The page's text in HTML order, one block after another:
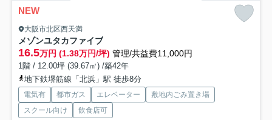
NEW
大阪市北区西天満
メゾンユタカファイブ
16.5万円 (1.38万円/坪) 管理/共益費11,000円
1階 / 12.00坪 (39.67㎡) /築42年
地下鉄堺筋線「北浜」駅 徒歩8分
電気有 都市ガス エレベーター
敷地内ごみ置き場
スクール向け
飲食店可